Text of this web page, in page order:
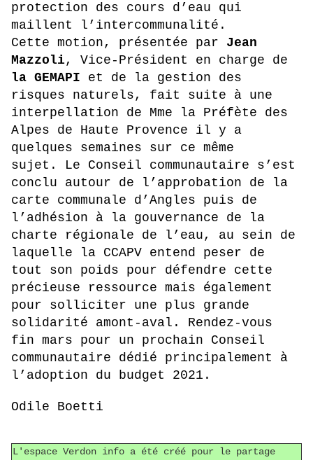
protection des cours d’eau qui
maillent l’intercommunalité.
Cette motion, présentée par Jean
Mazzoli, Vice-Président en charge de
la GEMAPI et de la gestion des
risques naturels, fait suite à une
interpellation de Mme la Préfète des
Alpes de Haute Provence il y a
quelques semaines sur ce même
sujet. Le Conseil communautaire s’est
conclu autour de l’approbation de la
carte communale d’Angles puis de
l’adhésion à la gouvernance de la
charte régionale de l’eau, au sein de
laquelle la CCAPV entend peser de
tout son poids pour défendre cette
précieuse ressource mais également
pour solliciter une plus grande
solidarité amont-aval. Rendez-vous
fin mars pour un prochain Conseil
communautaire dédié principalement à
l’adoption du budget 2021.
Odile Boetti
L'espace Verdon info a été créé pour le partage